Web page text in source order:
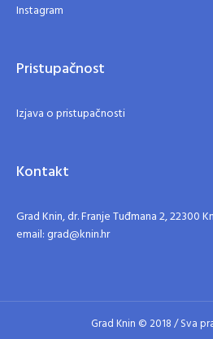
Instagram
Pristupačnost
Izjava o pristupačnosti
Kontakt
Grad Knin, dr. Franje Tuđmana 2, 22300
email: grad@knin.hr
Grad Knin © 2018 / Sva